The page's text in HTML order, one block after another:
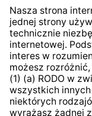
System